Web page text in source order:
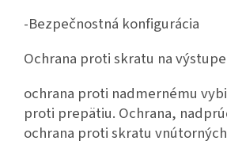
-Bezpečnostná konfigurácia
Ochrana proti skratu na
ochrana proti nadmernému
proti prepätiu. Ochrana,
ochrana proti skratu